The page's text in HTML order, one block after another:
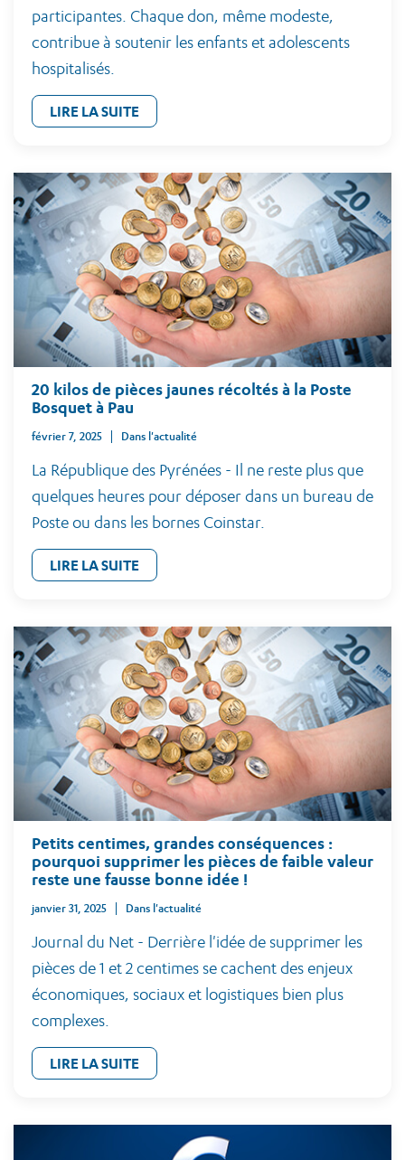
participantes. Chaque don, même modeste,
contribue à soutenir les enfants et adolescents
hospitalisés.
LIRE LA SUITE
20 kilos de pièces jaunes récoltés à la Poste
Bosquet à Pau
février 7, 2025 Dans l'actualité
La République des Pyrénées - Il ne reste plus que
quelques heures pour déposer dans un bureau de
Poste ou dans les bornes Coinstar.
LIRE LA SUITE
Petits centimes, grandes conséquences :
pourquoi supprimer les pièces de faible valeur
reste une fausse bonne idée !
janvier 31, 2025 Dans l'actualité
Journal du Net - Derrière l'idée de supprimer les
pièces de 1 et 2 centimes se cachent des enjeux
économiques, sociaux et logistiques bien plus
complexes.
LIRE LA SUITE